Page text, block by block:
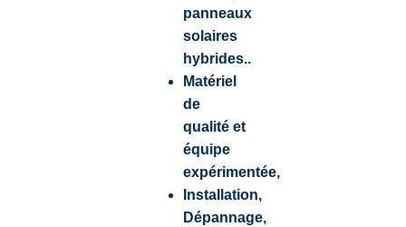
panneaux
solaires
hybrides..
Matériel
de
qualité et
équipe
expérimentée,
Installation,
Dépannage,